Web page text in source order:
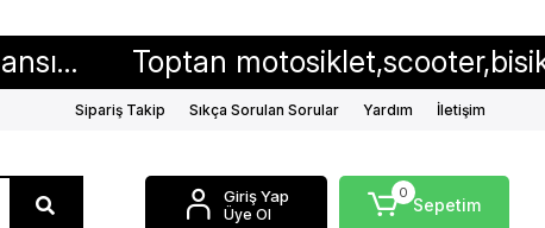
Toptan motosiklet,scooter,bisiklet iç
Sipariş Takip Sıkça Sorulan Sorular Yardım İletişim
Giriş Yap
Üye Ol
0
Sepetim